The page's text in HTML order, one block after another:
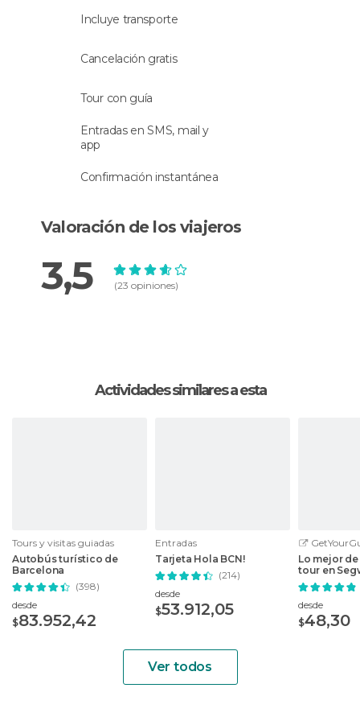
imagen en la retina de uno de los emblemas de
Incluye transporte
Cancelación gratis
Tour con guía
Entradas en SMS, mail y
app
Confirmación instantánea
Valoración de los viajeros
3,5 (23 opiniones)
Actividades similares a esta
Tours y visitas guiadas
Autobús turístico de
Barcelona
(398)
desde
$83.952,42
Entradas
Tarjeta Hola BCN!
(214)
desde
$53.912,05
Lo mejor
tour en
desde
$48,30
Ver todos